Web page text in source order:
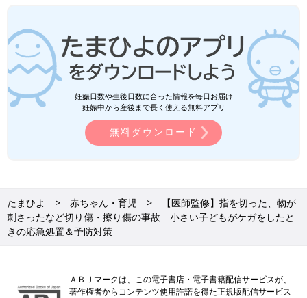
妊娠日数や生後日数に合った情報を毎日お届け
妊娠中から産後まで長く使える無料アプリ
無料ダウンロード
たまひよ 赤ちゃん・育児
【医師監修】指を切った、物が
刺さったなど切り傷・擦り傷の事故 小さい子どもがケガをしたと
きの応急処置＆予防対策
ＡＢＪマークは、この電子書店・電子書籍配信サービスが、
著作権者からコンテンツ使用許諾を得た正規版配信サービス